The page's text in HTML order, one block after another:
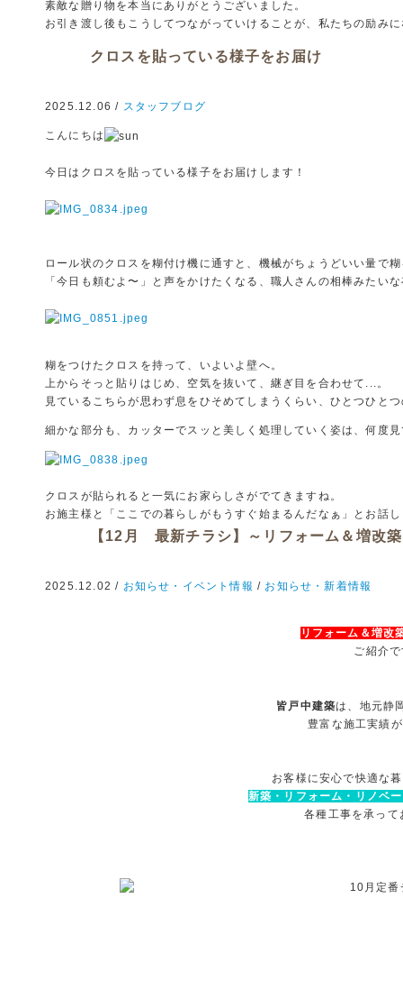
素敵な贈り物を本当にありがとうございました。
お引き渡し後もこうしてつながっていけることが、私たちの励み
クロスを貼っている様子をお届け
2025.12.06 / スタッフブログ
こんにちは
今日はクロスを貼っている様子をお届けします！
ロール状のクロスを糊付け機に通すと、機械がちょうどいい量で
「今日も頼むよ〜」と声をかけたくなる、職人さんの相棒みたい
糊をつけたクロスを持って、いよいよ壁へ。
上からそっと貼りはじめ、空気を抜いて、継ぎ目を合わせて...。
見ているこちらが思わず息をひそめてしまうくらい、ひとつひと
細かな部分も、カッターでスッと美しく処理していく姿は、何度
クロスが貼られると一気にお家らしさがでてきますね。
お施主様と「ここでの暮らしがもうすぐ始まるんだなぁ」とお話
【12月 最新チラシ】～リフォーム＆増改
2025.12.02 / お知らせ・イベント情報 / お知らせ・新着情報
リフォーム＆増
ご紹介
皆戸中建築は、地元静
豊富な施工実績
お客様に安心で快適な
新築・リフォーム・リノベ
各種工事を承って